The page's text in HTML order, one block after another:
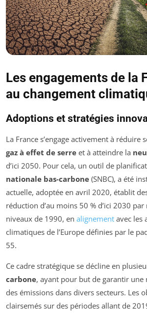
Les engagements de la
au changement
Adoptions et stratégies
La France s’engage activement à réduire
gaz à effet de serre et à atteindre la
d’ici 2050. Pour cela, un outil de
nationale bas-carbone (SNBC), a été
actuelle, adoptée en avril 2020, établit
réduction d’au moins 50 % d’ici 2030
niveaux de 1990, en alignement avec les
climatiques de l’Europe définies par le
55.
Ce cadre stratégique se décline en
carbone, ayant pour but de garantir une
des émissions dans divers secteurs. Les
clairsemés sur des périodes allant de